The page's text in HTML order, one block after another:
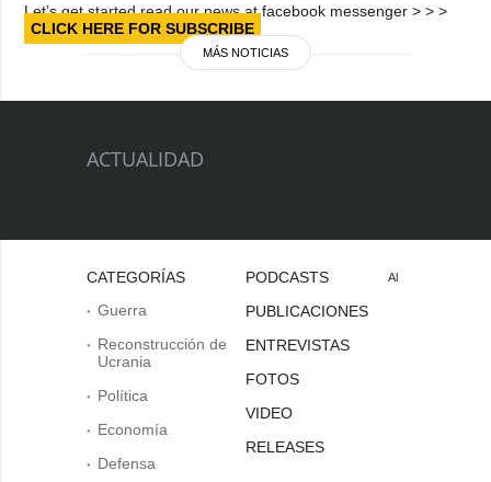
Let’s get started read our news at facebook messenger > > >
CLICK HERE FOR SUBSCRIBE
MÁS NOTICIAS
ACTUALIDAD
CATEGORÍAS
Guerra
Reconstrucción de
Ucrania
Política
Economía
Defensa
PODCASTS
PUBLICACIONES
ENTREVISTAS
FOTOS
VIDEO
RELEASES
Al